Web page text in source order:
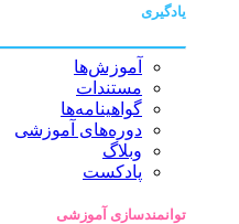
یادگیری
آموزش‌ها
مستندات
گواهینامه‌ها
دوره‌های آموزشی
وبلاگ
پادکست
توانمندسازی آموزشی